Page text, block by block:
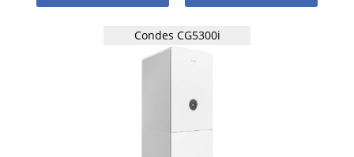
Condes CG5300i